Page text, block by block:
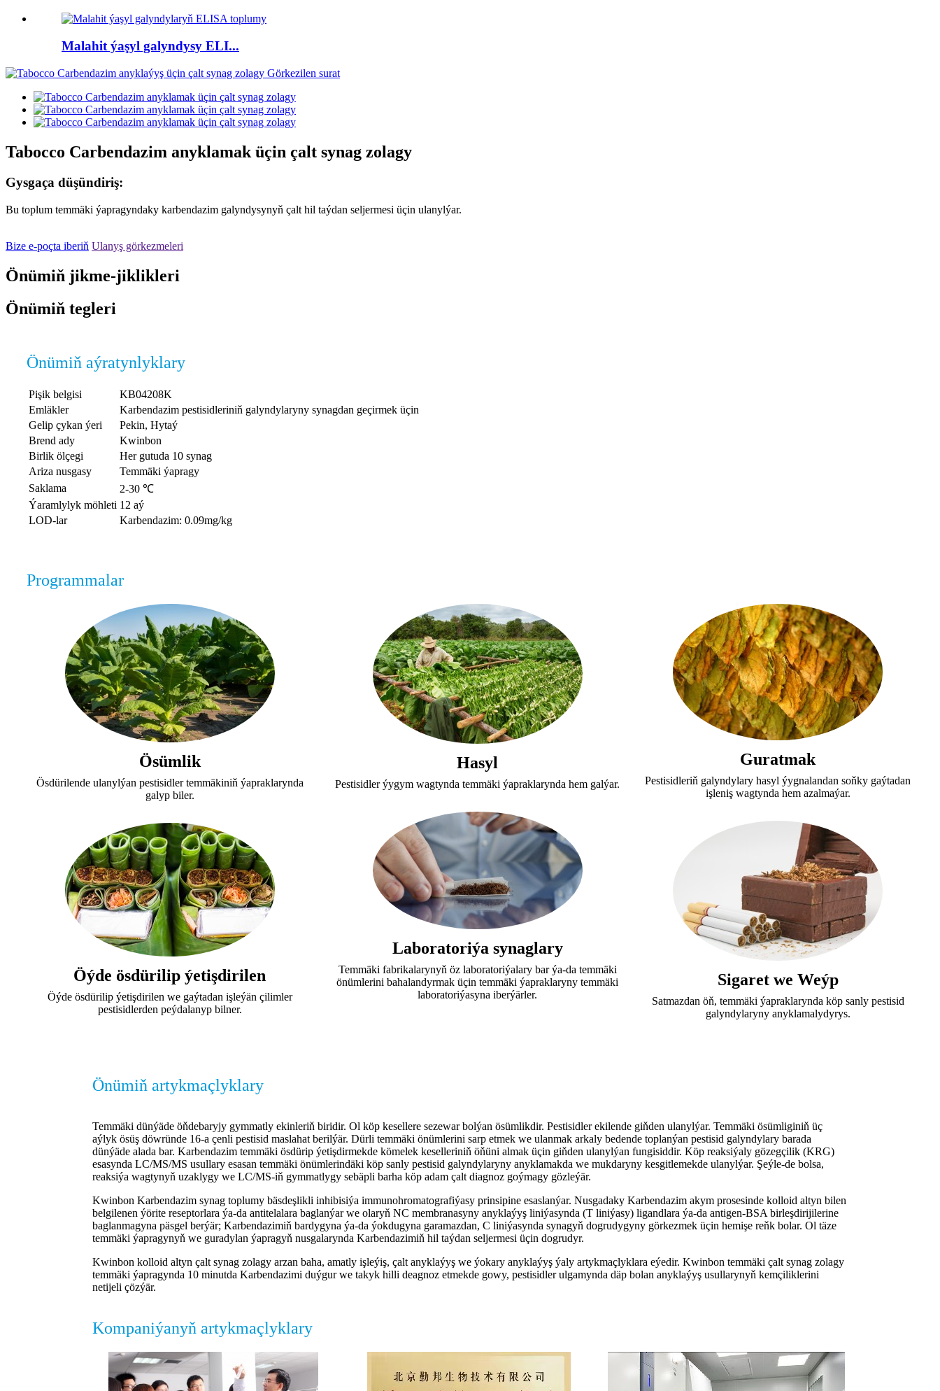
Malahit ýaşyl galyndysy ELI...
Tabocco Carbendazim anyklamak üçin çalt synag zolagy
Gysgaça düşündiriş:
Bu toplum temmäki ýapragyndaky karbendazim galyndysynyň çalt hil taýdan seljermesi üçin ulanylýar.
Bize e-poçta iberiň Ulanyş görkezmeleri
Önümiň jikme-jiklikleri
Önümiň tegleri
Önümiň aýratynlyklary
Pişik belgisi
KB04208K
Emläkler
Karbendazim pestisidleriniň galyndylaryny synagdan geçirmek üçin
Gelip çykan ýeri
Pekin, Hytaý
Brend ady
Kwinbon
Birlik ölçegi
Her gutuda 10 synag
Ariza nusgasy
Temmäki ýapragy
Saklama
2-30 ℃
Ýaramlylyk möhleti 12 aý
LOD-lar
Karbendazim: 0.09mg/kg
Programmalar
Ösümlik
Ösdürilende ulanylýan pestisidler temmäkiniň ýapraklarynda
galyp biler.
Öýde ösdürilip ýetişdirilen
Öýde ösdürilip ýetişdirilen we gaýtadan işleýän çilimler
pestisidlerden peýdalanyp bilner.
Hasyl
Pestisidler ýygym wagtynda temmäki ýapraklarynda hem galýar.
Laboratoriýa synaglary
Temmäki fabrikalarynyň öz laboratoriýalary bar ýa-da temmäki
önümlerini bahalandyrmak üçin temmäki ýapraklaryny temmäki
laboratoriýasyna iberýärler.
Guratmak
Pestisidleriň galyndylary hasyl ýygnalandan soňky gaýtadan
işleniş wagtynda hem azalmaýar.
Sigaret we Weýp
Satmazdan öň, temmäki ýapraklarynda köp sanly pestisid
galyndylaryny anyklamalydyrys.
Önümiň artykmaçlyklary
Temmäki dünýäde öňdebaryjy gymmatly ekinleriň biridir. Ol köp kesellere sezewar bolýan ösümlikdir. Pestisidler ekilende giňden ulanylýar. Temmäki ösümliginiň üç
aýlyk ösüş döwründe 16-a çenli pestisid maslahat berilýär. Dürli temmäki önümlerini sarp etmek we ulanmak arkaly bedende toplanýan pestisid galyndylary barada
dünýäde alada bar. Karbendazim temmäki ösdürip ýetişdirmekde kömelek keselleriniň öňüni almak üçin giňden ulanylýan fungisiddir. Köp reaksiýaly gözegçilik (KRG)
esasynda LC/MS/MS usullary esasan temmäki önümlerindäki köp sanly pestisid galyndylaryny anyklamakda we mukdaryny kesgitlemekde ulanylýar. Şeýle-de bolsa,
reaksiýa wagtynyň uzaklygy we LC/MS-iň gymmatlygy sebäpli barha köp adam çalt diagnoz goýmagy gözleýär.
Kwinbon Karbendazim synag toplumy bäsdeşlikli inhibisiýa immunohromatografiýasy prinsipine esaslanýar. Nusgadaky Karbendazim akym prosesinde kolloid altyn bilen
belgilenen ýörite reseptorlara ýa-da antitelalara baglanýar we olaryň NC membranasyny anyklaýyş liniýasynda (T liniýasy) ligandlara ýa-da antigen-BSA birleşdirijilerine
baglanmagyna päsgel berýär; Karbendazimiň bardygyna ýa-da ýokdugyna garamazdan, C liniýasynda synagyň dogrudygyny görkezmek üçin hemişe reňk bolar. Ol täze
temmäki ýapragynyň we guradylan ýapragyň nusgalarynda Karbendazimiň hil taýdan seljermesi üçin dogrudyr.
Kwinbon kolloid altyn çalt synag zolagy arzan baha, amatly işleýiş, çalt anyklaýyş we ýokary anyklaýyş ýaly artykmaçlyklara eýedir. Kwinbon temmäki çalt synag zolagy
temmäki ýapragynda 10 minutda Karbendazimi duýgur we takyk hilli deagnoz etmekde gowy, pestisidler ulgamynda däp bolan anyklaýyş usullarynyň kemçiliklerini
netijeli çözýär.
Kompaniýanyň artykmaçlyklary